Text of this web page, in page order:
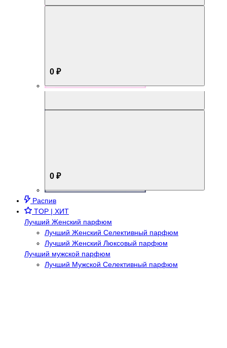
0 ₽
0 ₽
Распив
TOP | ХИТ
Лучший Женский парфюм
Лучший Женский Селективный парфюм
Лучший Женский Люксовый парфюм
Лучший мужской парфюм
Лучший Мужской Селективный парфюм